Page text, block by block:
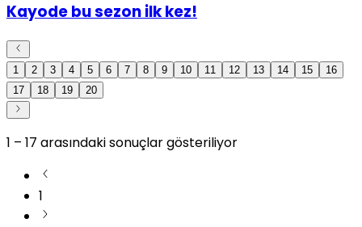
Kayode bu sezon ilk kez!
1 2 3 4 5 6 7 8 9 10 11 12 13 14 15
16
17
18 19 20
1 – 17 arasındaki sonuçlar gösteriliyor
1